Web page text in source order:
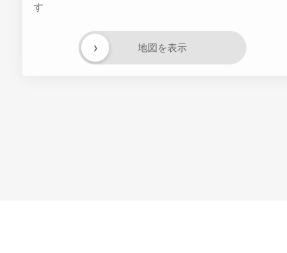
す
地図を表示
›